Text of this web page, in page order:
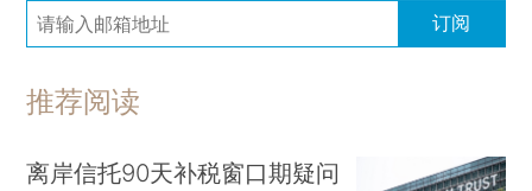
订阅
推荐阅读
离岸信托90天补税窗口期疑问